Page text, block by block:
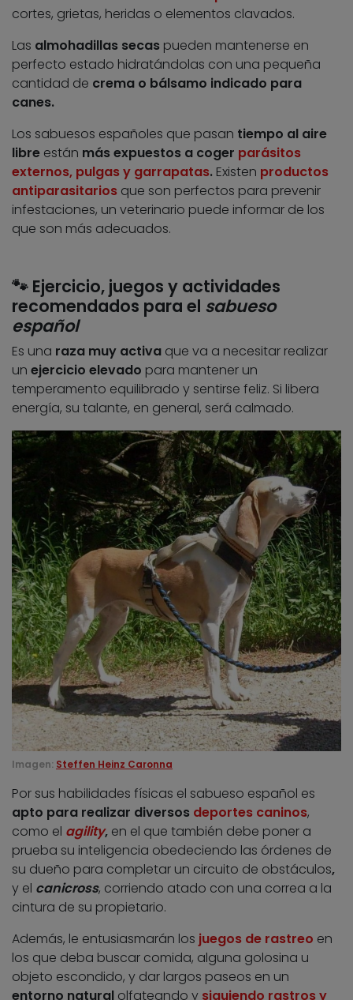
cortes, grietas, heridas o elementos clavados.
Las almohadillas secas pueden mantenerse en
perfecto estado hidratándolas con una pequeña
cantidad de crema o bálsamo indicado para
canes.
Los sabuesos españoles que pasan tiempo al aire
libre están más expuestos a coger parásitos
externos, pulgas y garrapatas. Existen productos
antiparasitarios que son perfectos para prevenir
infestaciones, un veterinario puede informar de los
que son más adecuados.
🐾 Ejercicio, juegos y actividades
recomendados para el sabueso
español
Es una raza muy activa que va a necesitar realizar
un ejercicio elevado para mantener un
temperamento equilibrado y sentirse feliz. Si libera
energía, su talante, en general, será calmado.
Imagen: Steffen Heinz Caronna
Por sus habilidades físicas el sabueso español es
apto para realizar diversos deportes caninos,
como el agility, en el que también debe poner a
prueba su inteligencia obedeciendo las órdenes de
su dueño para completar un circuito de obstáculos,
y el canicross, corriendo atado con una correa a la
cintura de su propietario.
Además, le entusiasmarán los juegos de rastreo en
los que deba buscar comida, alguna golosina u
objeto escondido, y dar largos paseos en un
entorno natural olfateando y siguiendo rastros y